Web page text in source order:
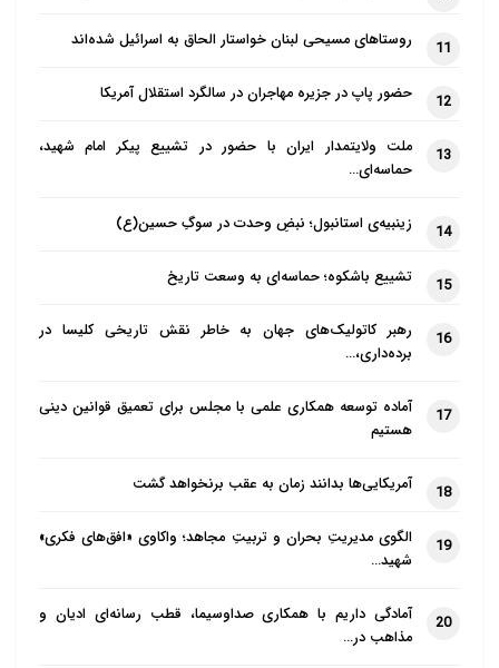
11 روستاهای مسیحی لبنان خواستار الحاق به اسرائیل شده‌اند
12 حضور پاپ در جزیره مهاجران در سالگرد استقلال آمریکا
13
ملت ولایتمدار ایران با حضور در تشییع پیکر امام شهید،
حماسه‌ای…
14 زینبیه‌ی استانبول؛ نبضِ وحدت در سوگِ حسین(ع)
15 تشییع باشکوه؛ حماسه‌ای به وسعت تاریخ
16
رهبر کاتولیک‌های جهان به خاطر نقش تاریخی کلیسا در
برده‌داری،…
17
آماده توسعه همکاری علمی با مجلس برای تعمیق قوانین دینی
هستیم
18 آمریکایی‌ها بدانند زمان به عقب برنخواهد گشت
19
الگوی مدیریتِ بحران و تربیتِ مجاهد؛ واکاوی «افق‌های فکری»
شهید…
20
آمادگی داریم با همکاری صداوسیما، قطب رسانه‌ای ادیان و
مذاهب در…